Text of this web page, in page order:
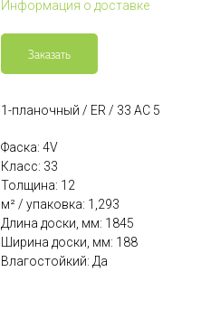
Информация о доставке
Заказать
1-планочный / ER / 33 AC 5
Фаска: 4V
Класс: 33
Толщина: 12
м² / упаковка: 1,293
Длина доски, мм: 1845
Ширина доски, мм: 188
Влагостойкий: Да